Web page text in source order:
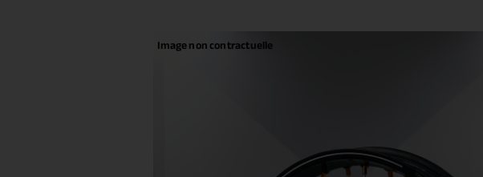
Image non contractuelle